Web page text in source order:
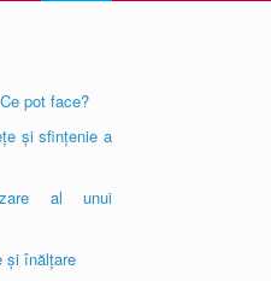
pot face?
și sfințenie a
al unui
și înălțare